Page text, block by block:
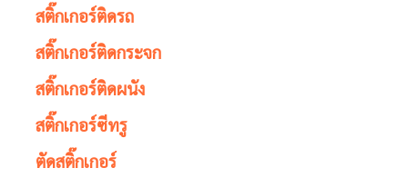
สติ๊กเกอร์ติดรถ
สติ๊กเกอร์ติดกระจก
สติ๊กเกอร์ติดผนัง
สติ๊กเกอร์ซีทรู
ตัดสติ๊กเกอร์